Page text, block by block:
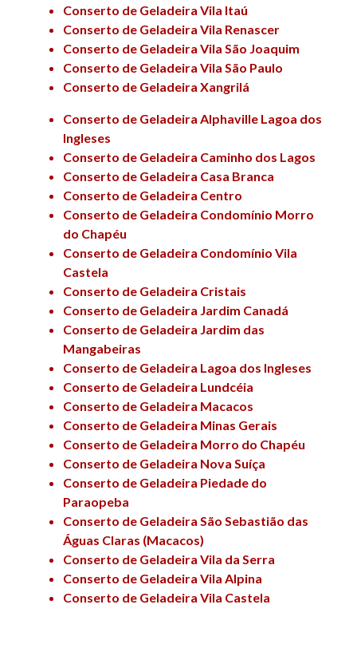
Conserto de Geladeira Vila Itaú
Conserto de Geladeira Vila Renascer
Conserto de Geladeira Vila São Joaquim
Conserto de Geladeira Vila São Paulo
Conserto de Geladeira Xangrilá
Conserto de Geladeira Alphaville Lagoa dos
Ingleses
Conserto de Geladeira Caminho dos Lagos
Conserto de Geladeira Casa Branca
Conserto de Geladeira Centro
Conserto de Geladeira Condomínio Morro
do Chapéu
Conserto de Geladeira Condomínio Vila
Castela
Conserto de Geladeira Cristais
Conserto de Geladeira Jardim Canadá
Conserto de Geladeira Jardim das
Mangabeiras
Conserto de Geladeira Lagoa dos Ingleses
Conserto de Geladeira Lundcéia
Conserto de Geladeira Macacos
Conserto de Geladeira Minas Gerais
Conserto de Geladeira Morro do Chapéu
Conserto de Geladeira Nova Suíça
Conserto de Geladeira Piedade do
Paraopeba
Conserto de Geladeira São Sebastião das
Águas Claras (Macacos)
Conserto de Geladeira Vila da Serra
Conserto de Geladeira Vila Alpina
Conserto de Geladeira Vila Castela